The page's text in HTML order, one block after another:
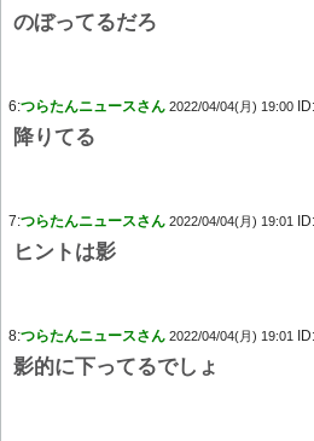
のぼってるだろ
6:つらたんニュースさん 2022/04/04(月) 19:00 ID:
降りてる
7:つらたんニュースさん 2022/04/04(月) 19:01 ID:
ヒントは影
8:つらたんニュースさん 2022/04/04(月) 19:01 ID:
影的に下ってるでしょ